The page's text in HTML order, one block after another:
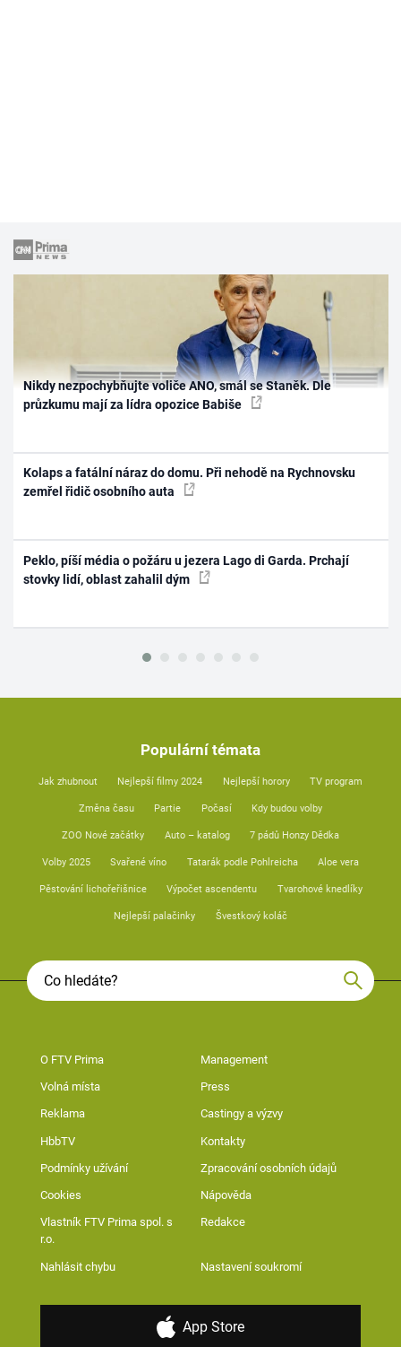
Nikdy nezpochybňujte voliče ANO, smál se Staněk. Dle
průzkumu mají za lídra opozice Babiše
Kolaps a fatální náraz do domu. Při nehodě na Rychnovsku
zemřel řidič osobního auta
Peklo, píší média o požáru u jezera Lago di Garda. Prchají
stovky lidí, oblast zahalil dým
Populární témata
Jak zhubnout Nejlepší filmy 2024 Nejlepší horory TV program
Změna času Partie Počasí Kdy budou volby
ZOO Nové začátky Auto – katalog 7 pádů Honzy Dědka
Volby 2025 Svařené víno Tatarák podle Pohlreicha Aloe vera
Pěstování lichořeřišnice Výpočet ascendentu Tvarohové knedlíky
Nejlepší palačinky Švestkový koláč
O FTV Prima Management
Volná místa Press
Reklama Castingy a výzvy
HbbTV Kontakty
Podmínky užívání Zpracování osobních údajů
Cookies Nápověda
Vlastník FTV Prima spol. s
r.o.
Redakce
Nahlásit chybu Nastavení soukromí
App Store